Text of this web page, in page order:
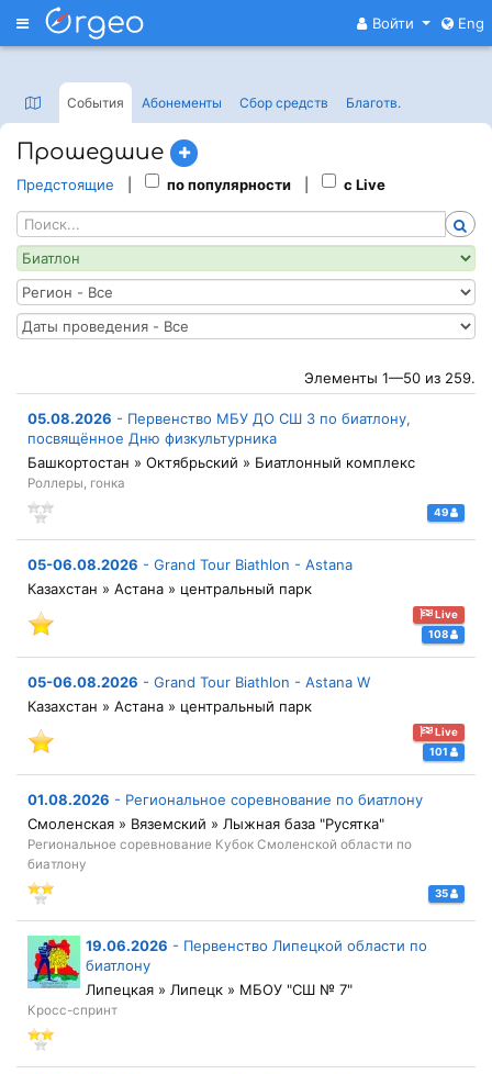
Меню Войти Eng
События Абонементы Сбор средств Благотв.
Прошедшие
Предстоящие по популярности с Live
Элементы 1—50 из 259.
05.08.2026 - Первенство МБУ ДО СШ 3 по биатлону,
посвящённое Дню физкультурника
Башкортостан » Октябрьский » Биатлонный комплекс
Роллеры, гонка
49
05-06.08.2026 - Grand Tour Biathlon - Astana
Казахстан » Астана » центральный парк
Live
108
05-06.08.2026 - Grand Tour Biathlon - Astana W
Казахстан » Астана » центральный парк
Live
101
01.08.2026 - Региональное соревнование по биатлону
Смоленская » Вяземский » Лыжная база "Русятка"
Региональное соревнование Кубок Смоленской области по
биатлону
35
19.06.2026 - Первенство Липецкой области по
биатлону
Липецкая » Липецк » МБОУ "СШ № 7"
Кросс-спринт